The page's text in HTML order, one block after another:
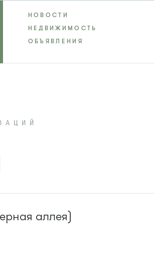
НОВОСТИ
НЕДВИЖИМОСТЬ
ОБЪЯВЛЕНИЯ
аллея)